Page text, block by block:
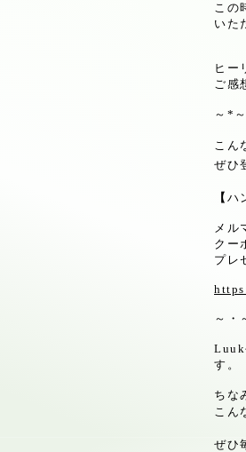
この
いた
ヒー
ご感
～ * ～
こん
ぜひ
【 ハ
メル
クー
プレ
～・
Luuk
す。
ちな
こん
ぜひ